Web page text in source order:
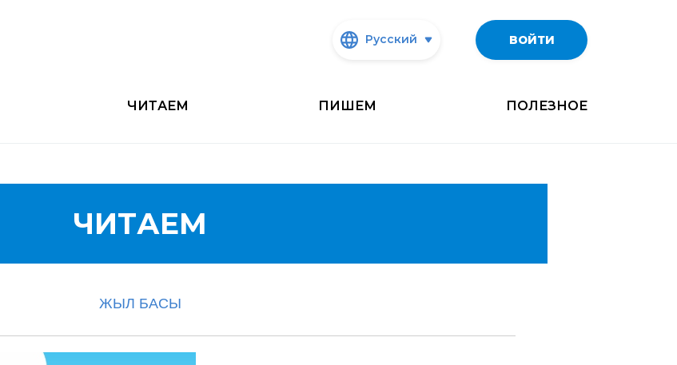
Русский ВОЙТИ
ЧИТАЕМ ПИШЕМ ПОЛЕЗНОЕ
ЧИТАЕМ
ЖЫЛ БАСЫ